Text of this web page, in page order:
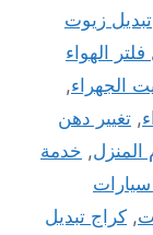
تبديل زيوت
فلتر الهواء
الجهراء,
, تغيير دهن
المنزل, خدمة
, كراج تبديل